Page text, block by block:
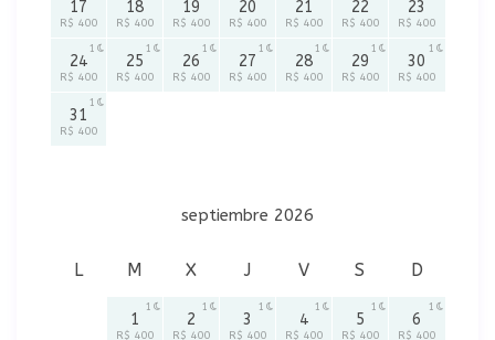
17
R$ 400
18
R$ 400
19
R$ 400
20
R$ 400
21
R$ 400
22
R$ 400
23
R$ 400
24
R$ 400
1
25
R$ 400
1
26
R$ 400
1
27
R$ 400
1
28
R$ 400
1
29
R$ 400
1
30
R$ 400
1
31
R$ 400
1
septiembre 2026
L M X J V S D
1
R$ 400
1
2
R$ 400
1
3
R$ 400
1
4
R$ 400
1
5
R$ 400
1
6
R$ 400
1